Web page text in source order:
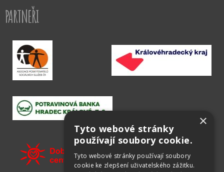
PARTNEŘI
×
Tyto webové stránky
používají soubory cookie.
Tyto webové stránky používají soubory
cookie ke zlepšení uživatelského zážitku.